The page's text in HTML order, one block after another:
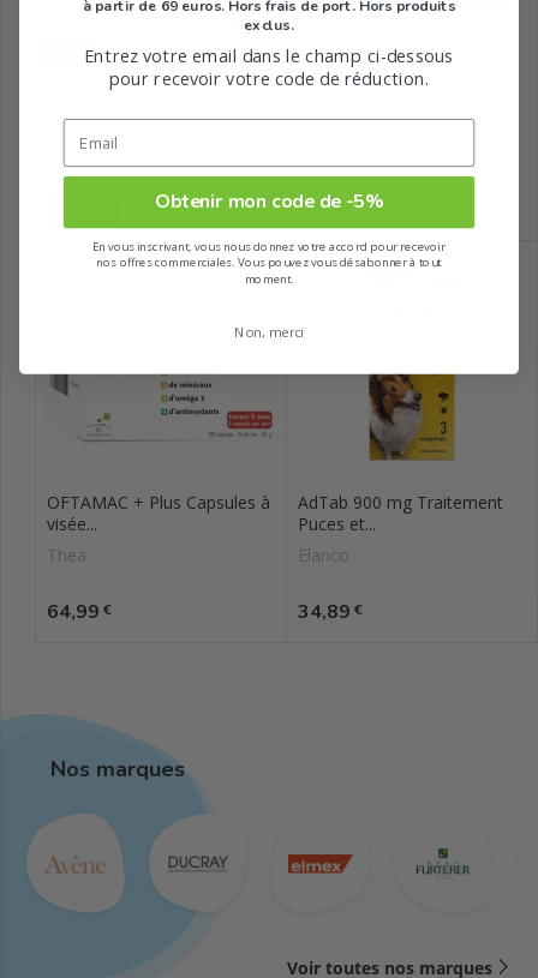
Promo
Omron
Prix
59,99 € Prix
67,99€
OFTAMAC + Plus Capsules à
visée...
Thea
Prix
64,99 €
AdTab 900 mg Traitement
Puces et...
Elanco
Prix
34,89 €
Nos marques
Voir toutes nos marques
à partir de 69 euros. Hors frais de port. Hors produits
exclus.
Entrez votre email dans le champ ci-dessous
pour recevoir votre code de réduction.
Obtenir mon code de -5%
En vous inscrivant, vous nous donnez votre accord pour recevoir
nos offres commerciales. Vous pouvez vous désabonner à tout
moment.
Non, merci